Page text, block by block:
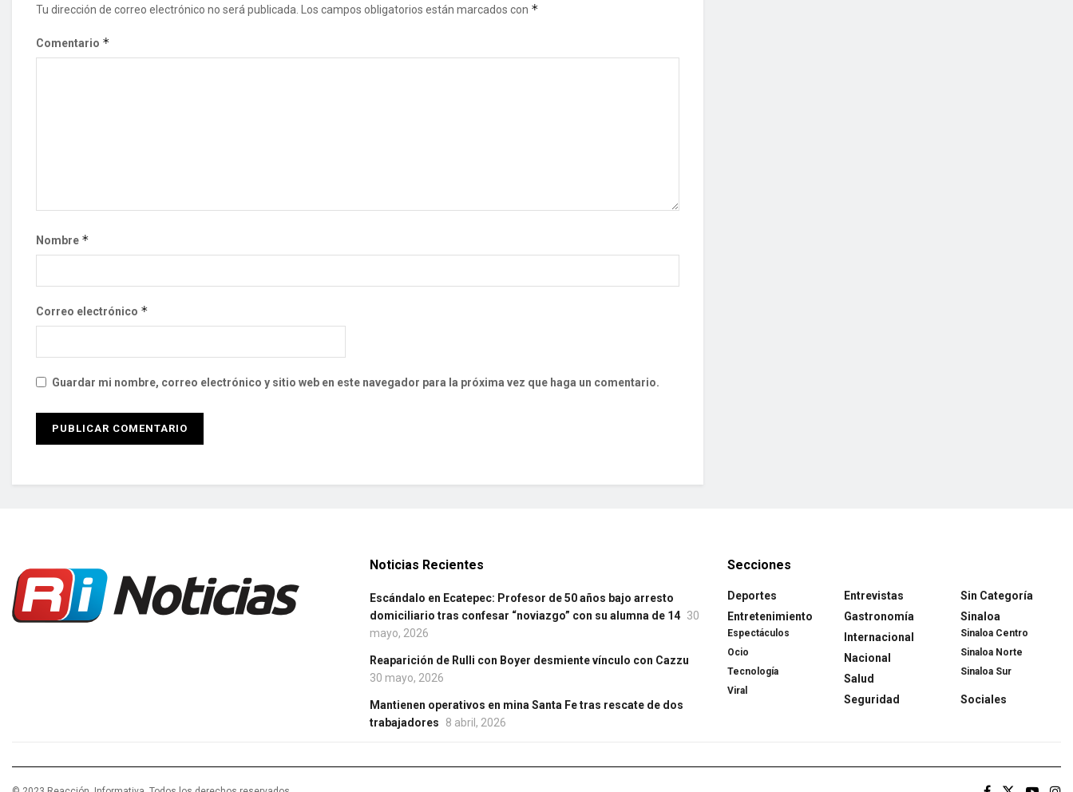
Tu dirección de correo electrónico no será publicada. Los campos obligatorios están marcados con *
Comentario *
Nombre *
Correo electrónico *
Guardar mi nombre, correo electrónico y sitio web en este navegador para la próxima vez que haga un comentario.
Noticias Recientes
Escándalo en Ecatepec: Profesor de 50 años bajo arresto
domiciliario tras confesar “noviazgo” con su alumna de 14 30
mayo, 2026
Reaparición de Rulli con Boyer desmiente vínculo con Cazzu
30 mayo, 2026
Mantienen operativos en mina Santa Fe tras rescate de dos
trabajadores
8 abril, 2026
Secciones
Deportes
Entretenimiento
Espectáculos
Ocio
Tecnología
Viral
Entrevistas
Gastronomía
Internacional
Nacional
Salud
Seguridad
Sin Categoría
Sinaloa
Sinaloa Centro
Sinaloa Norte
Sinaloa Sur
Sociales